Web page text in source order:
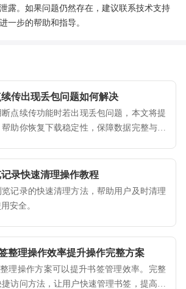
露。如果问题仍然存在，建议联系技术支持
一步的帮助和指导。
传出现丢包问题如何解决
点续传功能时若出现丢包问题，本文将提
助你恢复下载稳定性，保障数据完整与传
录快速清理操作教程
记录的快速清理方法，帮助用户及时清理
安全。
整理操作效率提升操作完整方案
理操作方案可以提升书签管理效率。完整
访问方法，让用户快速管理书签，提高使